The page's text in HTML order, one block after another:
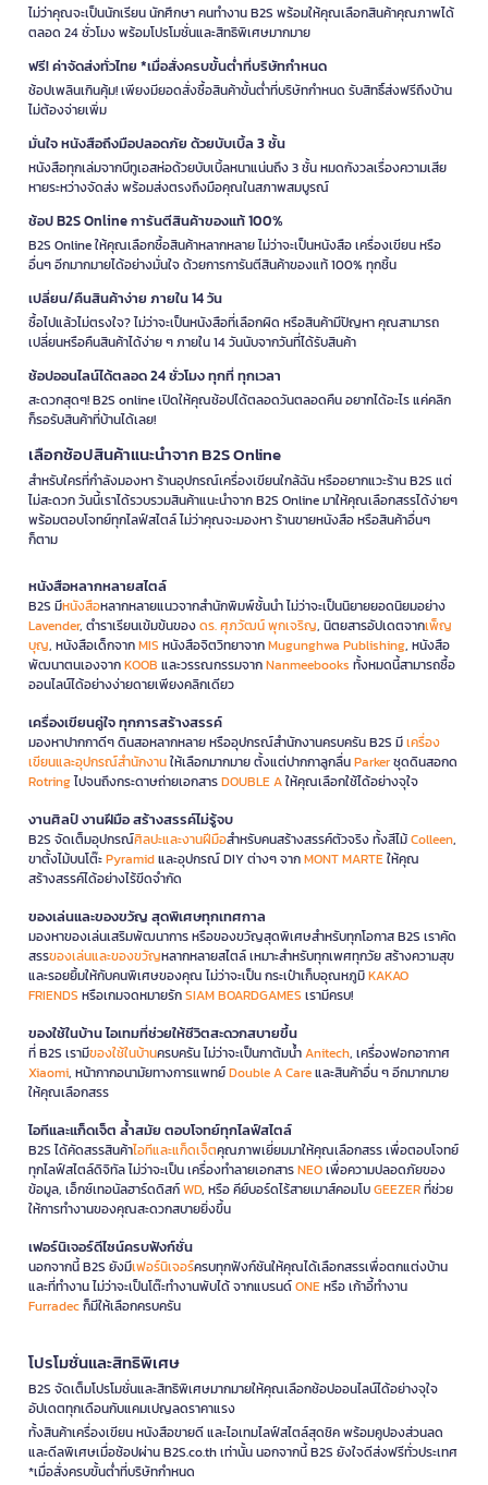
ไม่ว่าคุณจะเป็นนักเรียน นักศึกษา คนทำงาน B2S พร้อมให้คุณเลือกสินค้าคุณภาพได้
ตลอด 24 ชั่วโมง พร้อมโปรโมชั่นและสิทธิพิเศษมากมาย
ฟรี! ค่าจัดส่งทั่วไทย *เมื่อสั่งครบขั้นต่ำที่บริษัทกำหนด
ช้อปเพลินเกินคุ้ม! เพียงมียอดสั่งซื้อสินค้าขั้นต่ำที่บริษัทกำหนด รับสิทธิ์ส่งฟรีถึงบ้าน
ไม่ต้องจ่ายเพิ่ม
มั่นใจ หนังสือถึงมือปลอดภัย ด้วยบับเบิ้ล 3 ชั้น
หนังสือทุกเล่มจากบีทูเอสห่อด้วยบับเบิ้ลหนาแน่นถึง 3 ชั้น หมดกังวลเรื่องความเสีย
หายระหว่างจัดส่ง พร้อมส่งตรงถึงมือคุณในสภาพสมบูรณ์
ช้อป B2S Online การันตีสินค้าของแท้ 100%
B2S Online ให้คุณเลือกซื้อสินค้าหลากหลาย ไม่ว่าจะเป็นหนังสือ เครื่องเขียน หรือ
อื่นๆ อีกมากมายได้อย่างมั่นใจ ด้วยการการันตีสินค้าของแท้ 100% ทุกชิ้น
เปลี่ยน/คืนสินค้าง่าย ภายใน 14 วัน
ซื้อไปแล้วไม่ตรงใจ? ไม่ว่าจะเป็นหนังสือที่เลือกผิด หรือสินค้ามีปัญหา คุณสามารถ
เปลี่ยนหรือคืนสินค้าได้ง่าย ๆ ภายใน 14 วันนับจากวันที่ได้รับสินค้า
ช้อปออนไลน์ได้ตลอด 24 ชั่วโมง ทุกที่ ทุกเวลา
สะดวกสุดๆ! B2S online เปิดให้คุณช้อปได้ตลอดวันตลอดคืน อยากได้อะไร แค่คลิก
ก็รอรับสินค้าที่บ้านได้เลย!
เลือกช้อปสินค้าแนะนำจาก B2S Online
สำหรับใครที่กำลังมองหา ร้านอุปกรณ์เครื่องเขียนใกล้ฉัน หรืออยากแวะร้าน B2S แต่
ไม่สะดวก วันนี้เราได้รวบรวมสินค้าแนะนำจาก B2S Online มาให้คุณเลือกสรรได้ง่ายๆ
พร้อมตอบโจทย์ทุกไลฟ์สไตล์ ไม่ว่าคุณจะมองหา ร้านขายหนังสือ หรือสินค้าอื่นๆ
ก็ตาม
หนังสือหลากหลายสไตล์
B2S มีหนังสือหลากหลายแนวจากสำนักพิมพ์ชั้นนำ ไม่ว่าจะเป็นนิยายยอดนิยมอย่าง
Lavender, ตำราเรียนเข้มข้นของดร. ศุภวัฒน์ พุกเจริญ, นิตยสารอัปเดตจากเพ็ญ
บุญ, หนังสือเด็กจากMIS หนังสือจิตวิทยาจากMugunghwa Publishing, หนังสือ
พัฒนาตนเองจากKOOB และวรรณกรรมจากNanmeebooks ทั้งหมดนี้สามารถซื้อ
ออนไลน์ได้อย่างง่ายดายเพียงคลิกเดียว
เครื่องเขียนคู่ใจ ทุกการสร้างสรรค์
มองหาปากกาดีๆ ดินสอหลากหลาย หรืออุปกรณ์สำนักงานครบครัน B2S มีเครื่อง
เขียนและอุปกรณ์สำนักงานให้เลือกมากมาย ตั้งแต่ปากกาลูกลื่นParkerชุดดินสอกด
Rotringไปจนถึงกระดาษถ่ายเอกสารDOUBLE Aให้คุณเลือกใช้ได้อย่างจุใจ
งานศิลป์ งานฝีมือ สร้างสรรค์ไม่รู้จบ
B2S จัดเต็มอุปกรณ์ศิลปะและงานฝีมือสำหรับคนสร้างสรรค์ตัวจริง ทั้งสีไม้Colleen,
ขาตั้งไม้บนโต๊ะPyramidและอุปกรณ์ DIY ต่างๆ จากMONT MARTEให้คุณ
สร้างสรรค์ได้อย่างไร้ขีดจำกัด
ของเล่นและของขวัญ สุดพิเศษทุกเทศกาล
มองหาของเล่นเสริมพัฒนาการ หรือของขวัญสุดพิเศษสำหรับทุกโอกาส B2S เราคัด
สรรของเล่นและของขวัญหลากหลายสไตล์ เหมาะสำหรับทุกเพศทุกวัย สร้างความสุข
และรอยยิ้มให้กับคนพิเศษของคุณ ไม่ว่าจะเป็น กระเป๋าเก็บอุณหภูมิKAKAO
FRIENDS หรือเกมจดหมายรักSIAM BOARDGAMES เรามีครบ!
ของใช้ในบ้าน ไอเทมที่ช่วยให้ชีวิตสะดวกสบายขึ้น
ที่ B2S เรามีของใช้ในบ้านครบครัน ไม่ว่าจะเป็นกาต้มน้ำAnitech, เครื่องฟอกอากาศ
Xiaomi, หน้ากากอนามัยทางการแพทย์Double A Careและสินค้าอื่น ๆ อีกมากมาย
ให้คุณเลือกสรร
ไอทีและแก็ดเจ็ต ล้ำสมัย ตอบโจทย์ทุกไลฟ์สไตล์
B2S ได้คัดสรรสินค้าไอทีและแก็ดเจ็ตคุณภาพเยี่ยมมาให้คุณเลือกสรร เพื่อตอบโจทย์
ทุกไลฟ์สไตล์ดิจิทัล ไม่ว่าจะเป็น เครื่องทำลายเอกสารNEOเพื่อความปลอดภัยของ
ข้อมูล, เอ็กซ์เทอนัลฮาร์ดดิสก์WD, หรือ คีย์บอร์ดไร้สายเมาส์คอมโบGEEZERที่ช่วย
ให้การทำงานของคุณสะดวกสบายยิ่งขึ้น
เฟอร์นิเจอร์ดีไซน์ครบฟังก์ชั่น
นอกจากนี้ B2S ยังมีเฟอร์นิเจอร์ครบทุกฟังก์ชันให้คุณได้เลือกสรรเพื่อตกแต่งบ้าน
และที่ทำงาน ไม่ว่าจะเป็นโต๊ะทำงานพับได้ จากแบรนด์ONEหรือ เก้าอี้ทำงาน
Furradecก็มีให้เลือกครบครัน
โปรโมชั่นและสิทธิพิเศษ
B2S จัดเต็มโปรโมชั่นและสิทธิพิเศษมากมายให้คุณเลือกช้อปออนไลน์ได้อย่างจุใจ
อัปเดตทุกเดือนกับแคมเปญลดราคาแรง
ทั้งสินค้าเครื่องเขียน หนังสือขายดี และไอเทมไลฟ์สไตล์สุดชิค พร้อมคูปองส่วนลด
และดีลพิเศษเมื่อช้อปผ่าน B2S.co.th เท่านั้น นอกจากนี้ B2S ยังใจดีส่งฟรีทั่วประเทศ
*เมื่อสั่งครบขั้นต่ำที่บริษัทกำหนด